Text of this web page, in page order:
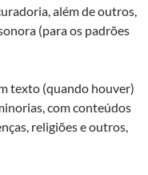
além de outros,
(para os padrões
texto (quando houver)
com conteúdos
religiões e outros,